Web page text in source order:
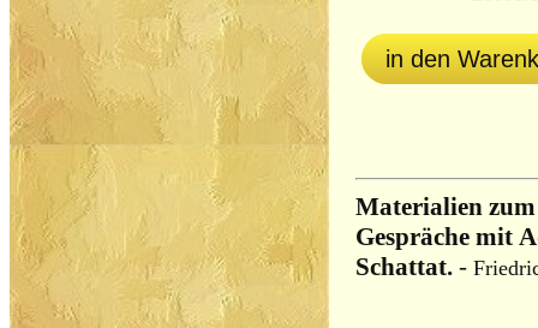
in den
Materialien
Gespräche mit
Schattat. -